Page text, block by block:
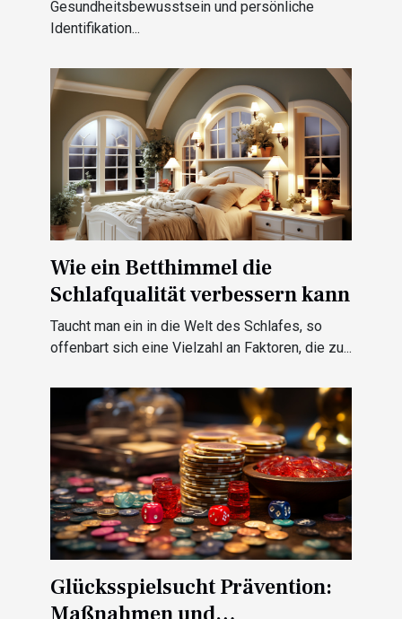
Identifikation
Gesundheitsbewusstsein und persönliche
Identifikation...
Wie ein Betthimmel die
Schlafqualität verbessern kann
Taucht man ein in die Welt des Schlafes, so
offenbart sich eine Vielzahl an Faktoren, die zu...
Glücksspielsucht Prävention: